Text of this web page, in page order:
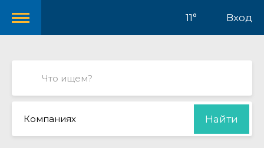
11° Вход
Компаниях Найти